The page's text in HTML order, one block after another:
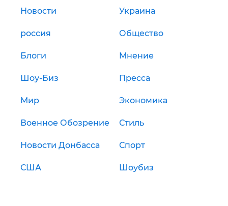
Новости Украина
россия Общество
Блоги Мнение
Шоу-Биз Пресса
Мир Экономика
Военное Обозрение Стиль
Новости Донбасса Спорт
США Шоубиз